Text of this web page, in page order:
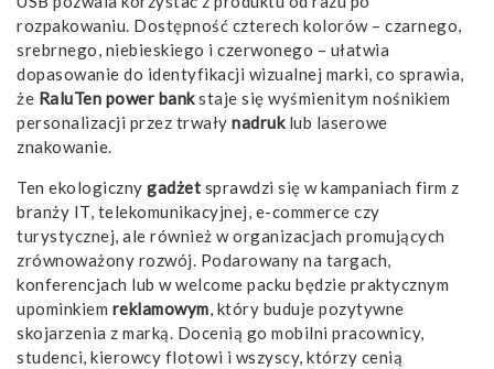
rozpakowaniu. Dostępność czterech kolorów – czarnego,
srebrnego, niebieskiego i czerwonego – ułatwia
dopasowanie do identyfikacji wizualnej marki, co sprawia,
że RaluTen power bankstaje się wyśmienitym nośnikiem
personalizacji przez trwały nadruklub laserowe
znakowanie.
Ten ekologiczny gadżet sprawdzi się w kampaniach firm z
branży IT, telekomunikacyjnej, e-commerce czy
turystycznej, ale również w organizacjach promujących
zrównoważony rozwój. Podarowany na targach,
konferencjach lub w welcome packu będzie praktycznym
upominkiem reklamowym, który buduje pozytywne
skojarzenia z marką. Docenią go mobilni pracownicy,
studenci, kierowcy flotowi i wszyscy, którzy cenią